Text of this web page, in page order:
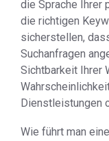
die Sprache Ihrer
die richtigen
sicherstellen,
Suchanfragen
Sichtbarkeit Ihrer
Dienstleistungen
Wie führt man